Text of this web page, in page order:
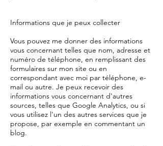
Informations que je peux collecter
Vous pouvez me donner des informations
vous concernant telles que nom, adresse et
numéro de téléphone, en remplissant des
formulaires sur mon site ou en
correspondant avec moi par téléphone, e-
mail ou autre. Je peux recevoir des
informations vous concernant d'autres
sources, telles que Google Analytics, ou si
vous utilisez l'un des autres services que je
propose, par exemple en commentant un
blog.